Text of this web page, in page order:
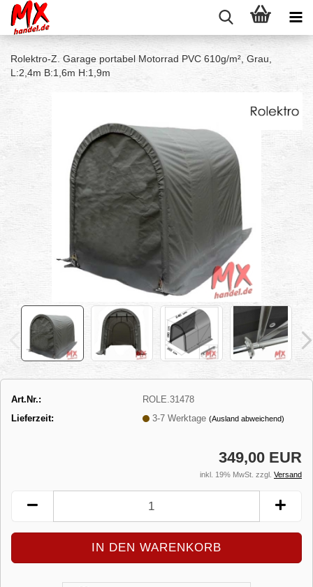
Rolektro-Z. Garage portabel Motorrad PVC 610g/m², Grau,
L:2,4m B:1,6m H:1,9m
Art.Nr.:
ROLE.31478
Lieferzeit:
3-7 Werktage(Ausland abweichend)
349,00 EUR
inkl. 19% MwSt. zzgl. Versand